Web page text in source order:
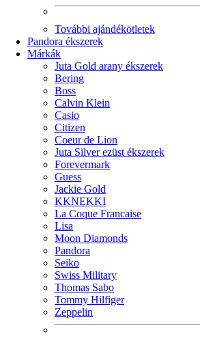
További ajándékötletek
Pandora ékszerek
Márkák
Juta Gold arany ékszerek
Bering
Boss
Calvin Klein
Casio
Citizen
Coeur de Lion
Juta Silver ezüst ékszerek
Forevermark
Guess
Jackie Gold
KKNEKKI
La Coque Francaise
Lisa
Moon Diamonds
Pandora
Seiko
Swiss Military
Thomas Sabo
Tommy Hilfiger
Zeppelin